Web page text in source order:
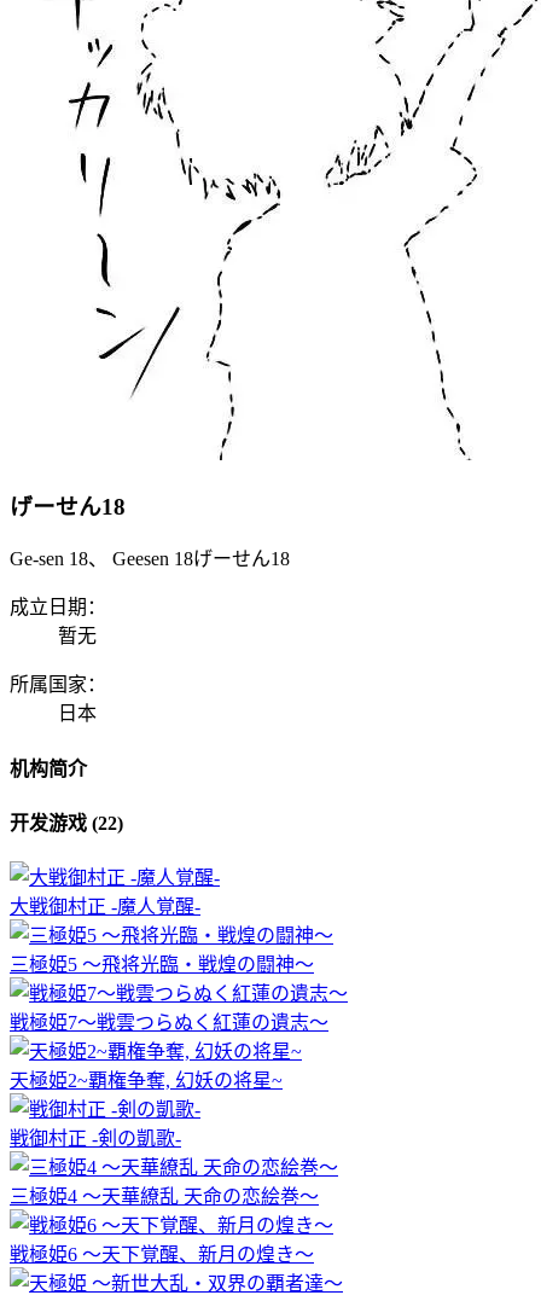
げーせん18
Ge-sen 18、 Geesen 18げーせん18
成立日期：
暂无
所属国家：
日本
机构简介
开发游戏 (22)
大戦御村正 -魔人覚醒-
三極姫5 ～飛将光臨・戦煌の闘神～
戦極姫7～戦雲つらぬく紅蓮の遺志～
天極姫2~覇権争奪, 幻妖の将星~
戦御村正 -剣の凱歌-
三極姫4 ～天華繚乱 天命の恋絵巻～
戦極姫6 ～天下覚醒、新月の煌き～